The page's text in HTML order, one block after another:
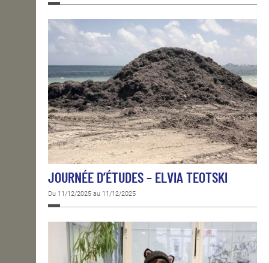
JOURNÉE D’ÉTUDES – ELVIA TEOTSKI
Du 11/12/2025 au 11/12/2025